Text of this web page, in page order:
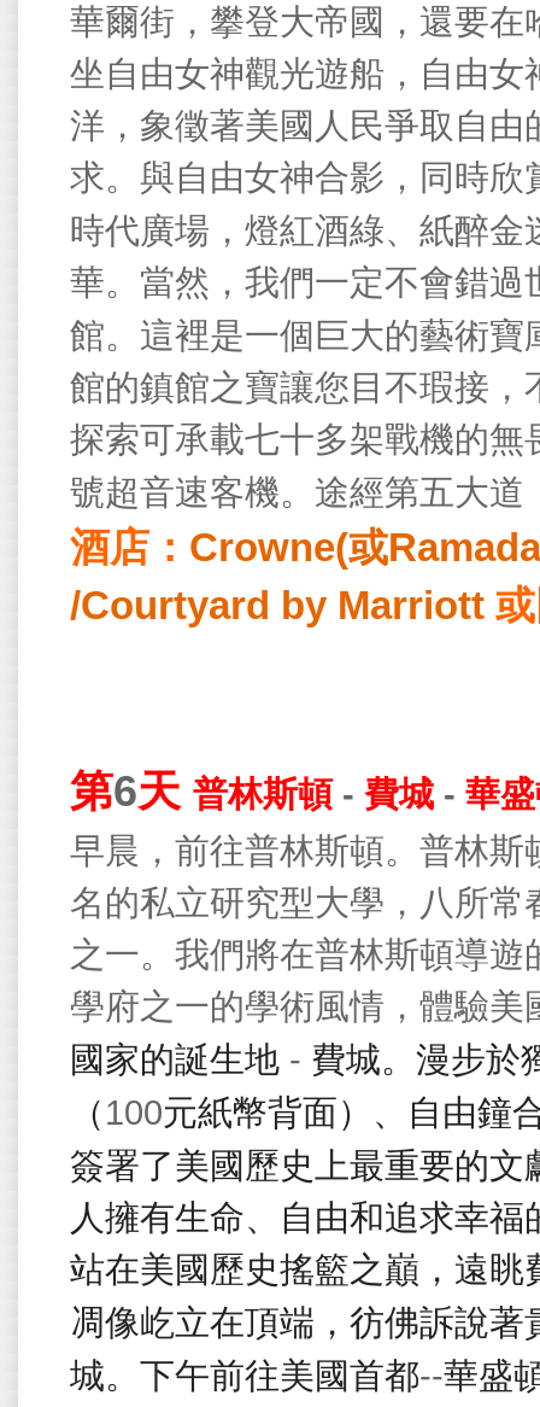
華爾街，攀登大帝國，還要
坐自由女神觀光遊船，自由
洋，象徵著美國人民爭取自
求。與自由女神合影，同時
時代廣場，燈紅酒綠、紙醉金
華。當然，我們一定不會錯
館。這裡是一個巨大的藝術寶
館的鎮館之寶讓您目不瑕接
探索可承載七十多架戰機的
號超音速客機。途經第五大
酒店： Crowne(或
/Courtyard by Marriott
第6天 普林斯頓 - 費城 - 華
早晨，前往普林斯頓。普林斯
名的私立研究型大學，八所
之一。我們將在普林斯頓導
學府之一的學術風情，體驗美
國家的誕生地 - 費城。漫步於
（100元紙幣背面）、自由鐘
簽署了美國歷史上最重要的文
人擁有生命、自由和追求幸
站在美國歷史搖籃之巔，遠
凋像屹立在頂端，彷佛訴說
城。下午前往美國首都--華盛